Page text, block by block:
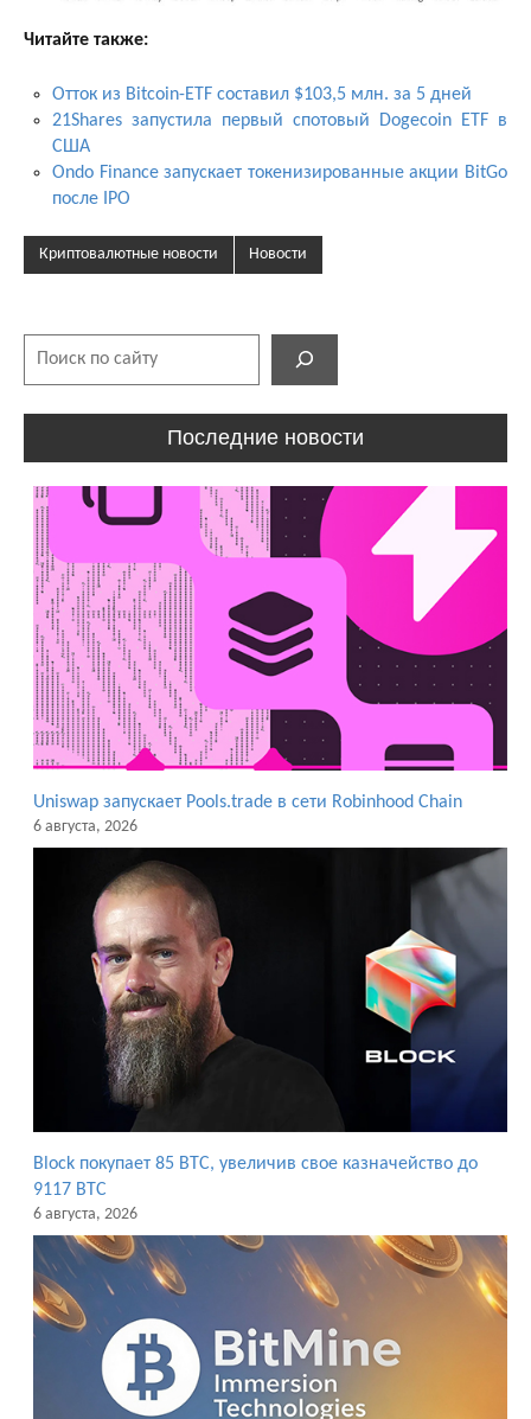
Читайте также:
Отток из Bitcoin-ETF составил $103,5 млн. за 5 дней
21Shares запустила первый спотовый Dogecoin ETF в
США
Ondo Finance запускает токенизированные акции BitGo
после IPO
Криптовалютные новости Новости
Последние новости
Uniswap запускает Pools.trade в сети Robinhood Chain
6 августа, 2026
Block покупает 85 BTC, увеличив свое казначейство до
9117 BTC
6 августа, 2026